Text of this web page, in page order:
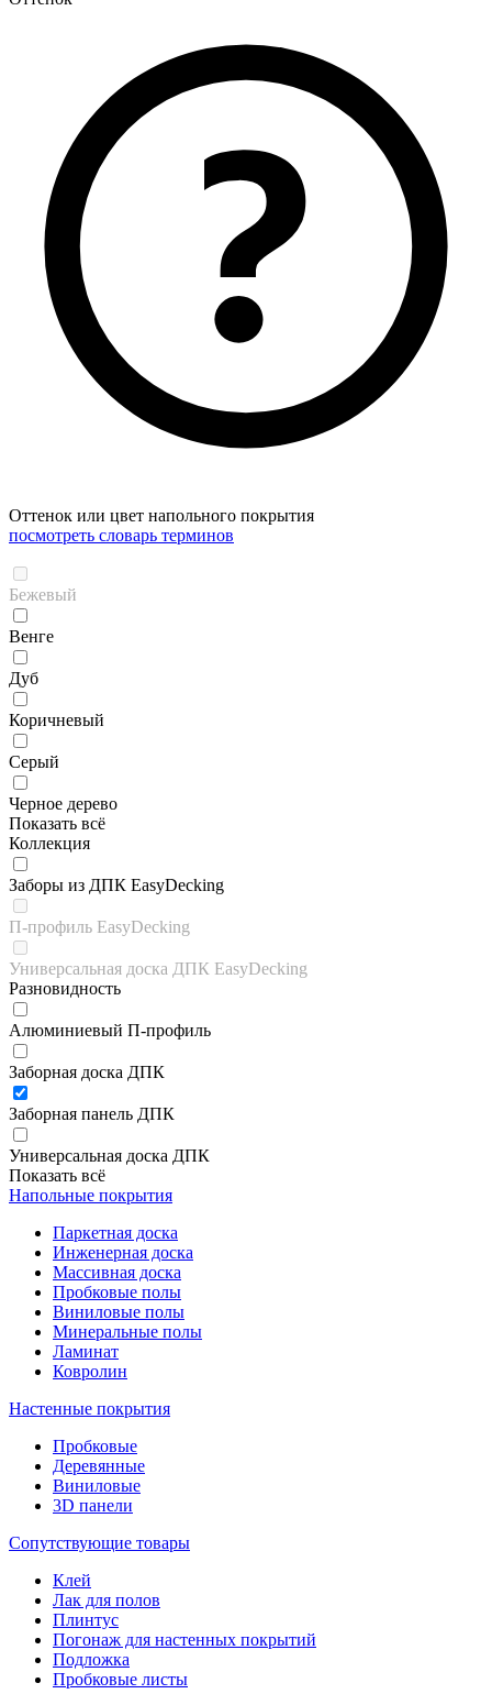
Оттенок или цвет напольного покрытия
посмотреть словарь терминов
Бежевый
Венге
Дуб
Коричневый
Серый
Черное дерево
Показать всё
Коллекция
Заборы из ДПК EasyDecking
П-профиль EasyDecking
Универсальная доска ДПК EasyDecking
Разновидность
Алюминиевый П-профиль
Заборная доска ДПК
Заборная панель ДПК
Универсальная доска ДПК
Показать всё
Напольные покрытия
Паркетная доска
Инженерная доска
Массивная доска
Пробковые полы
Виниловые полы
Минеральные полы
Ламинат
Ковролин
Настенные покрытия
Пробковые
Деревянные
Виниловые
3D панели
Сопутствующие товары
Клей
Лак для полов
Плинтус
Погонаж для настенных покрытий
Подложка
Пробковые листы